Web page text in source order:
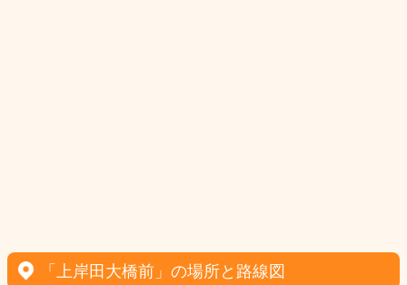
「上岸田大橋前」の場所と路線図